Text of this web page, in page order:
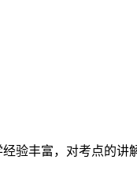
验丰富，对考点的